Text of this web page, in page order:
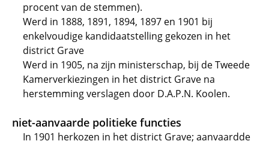
procent van de stemmen).
Werd in 1888, 1891, 1894, 1897 en 1901 bij
enkelvoudige kandidaatstelling gekozen in het
district Grave
Werd in 1905, na zijn ministerschap, bij de Tweede
Kamerverkiezingen in het district Grave na
herstemming verslagen door D.A.P.N. Koolen.
niet-aanvaarde politieke functies
In 1901 herkozen in het district Grave; aanvaardde